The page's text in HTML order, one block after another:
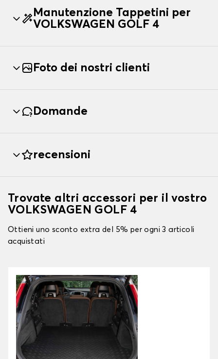
Manutenzione Tappetini per
VOLKSWAGEN GOLF 4
Foto dei nostri clienti
Domande
recensioni
Trovate altri accessori per il vostro
VOLKSWAGEN GOLF 4
Ottieni uno sconto extra del 5% per ogni 3 articoli
acquistati